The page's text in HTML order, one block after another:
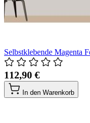
Selbstklebende Magenta
112,90 €
In den Warenkorb